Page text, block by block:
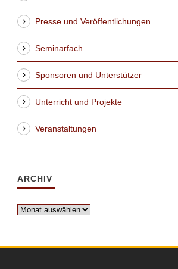
Presse und Veröffentlichungen
Seminarfach
Sponsoren und Unterstützer
Unterricht und Projekte
Veranstaltungen
ARCHIV
Archiv